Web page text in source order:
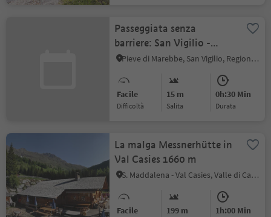
Passeggiata senza
barriere: San Vigilio -
Spiaggetta Ciamaor
Pieve di Marebbe, San Vigilio, Regione dolomitica Plan de Corones
Facile
Difficoltà
15 m
Salita
0h:30 Min
durata
La malga Messnerhütte in
Val Casies 1660 m
S. Maddalena - Val Casies, Valle di Casies
Facile 199 m 1h:00 Min